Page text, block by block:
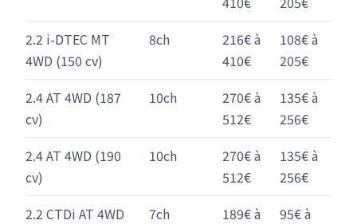
2.2 i-DTEC MT
4WD (150 cv)
8ch
216€ à
410€
108€ à
205€
2.4 AT 4WD (187
cv)
10ch
270€ à
512€
135€ à
256€
2.4 AT 4WD (190
cv)
10ch
270€ à
512€
135€ à
256€
2.2 CTDi AT 4WD
7ch
189€ à
95€ à